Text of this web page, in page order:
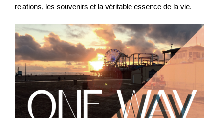
relations, les souvenirs et la véritable essence de la vie.